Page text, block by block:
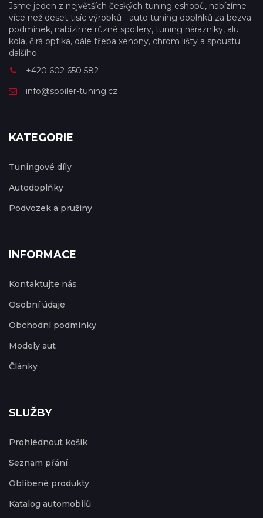
Jsme jeden z největších českých tuning eshopů, nabízíme
více než deset tisíc výrobků - auto tuning doplňků za bezva
podmínek, nabízíme různé spoilery, tuning nárazníky, alu
kola, čirá optika, dále třeba xenony, chrom lišty a spoustu
dalšího.
+420 602 650 582
info@spoiler-tuning.cz
KATEGORIE
Tuningové díly
Autodoplňky
Podvozek a pružiny
INFORMACE
Kontaktujte nás
Osobní údaje
Obchodní podmínky
Modely aut
Články
SLUŽBY
Prohlédnout košík
Seznam přání
Oblíbené produkty
Katalog automobilů